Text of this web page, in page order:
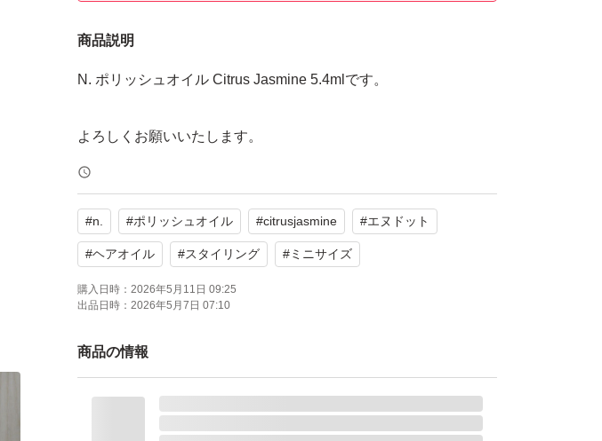
商品説明
N. ポリッシュオイル Citrus Jasmine 5.4mlです。
よろしくお願いいたします。
#n. #ポリッシュオイル #citrusjasmine #エヌドット
#ヘアオイル #スタイリング #ミニサイズ
購入日時： 2026年5月11日 09:25
出品日時： 2026年5月7日 07:10
商品の情報